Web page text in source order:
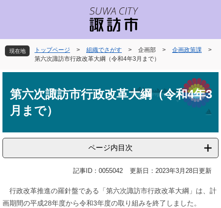
先
頭
を
飛
現在地 トップページ > 組織でさがす > 企画部 > 企画政策課
>
第六次諏訪市行政改革大綱（令和4年3月まで）
第六次諏訪市行政改革大綱（令和4年3
月まで）
ページ内目次
記事ID：0055042 更新日：2023年3月28日更新
行政改革推進の羅針盤である「第六次諏訪市行政改革大綱」は、計
画期間の平成28年度から令和3年度の取り組みを終了しました。